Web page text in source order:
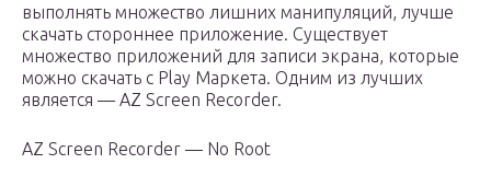
выполнять множество лишних манипуляций, лучше
скачать стороннее приложение. Существует
множество приложений для записи экрана, которые
можно скачать с Play Маркета. Одним из лучших
является — AZ Screen Recorder.
AZ Screen Recorder — No Root